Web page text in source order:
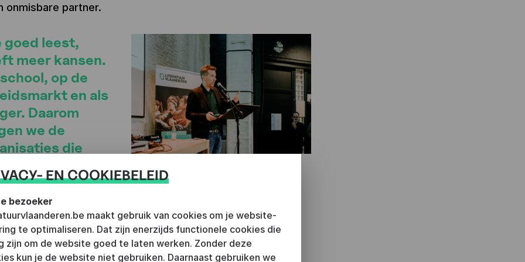
onmisbare partner.
goed leest,
meer kansen.
op de
en als
Daarom
we de
die
investeren
vanzelfsprekend vinden.
HERMANS (DIRECTEUR LITERATUUR VLAANDEREN)
is bovendien een belangrijke voorwaarde voor
EN COOKIEBELEID
bezoeker
maakt gebruik van cookies om je website-
te optimaliseren. Dat zijn enerzijds functionele cookies die
zijn om de website goed te laten werken. Zonder deze
kun je de website niet gebruiken. Daarnaast gebruiken we